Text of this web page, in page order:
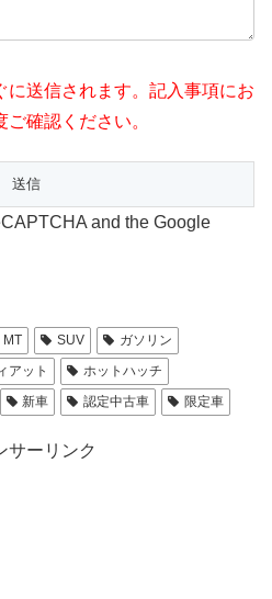
送信されます。記入事項にお
確認ください。
and the Google
MT SUV
ガソリン
アット
ホットハッチ
新車 認定中古車 限定車
サーリンク